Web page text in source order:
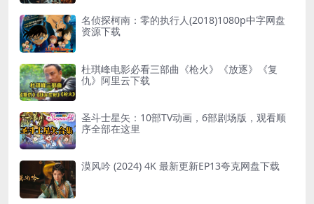
名侦探柯南：零的执行人(2018)1080p中字网盘
资源下载
杜琪峰电影必看三部曲《枪火》《放逐》《复
仇》阿里云下载
圣斗士星矢：10部TV动画，6部剧场版，观看顺
序全部在这里
漠风吟 (2024) 4K 最新更新EP13夸克网盘下载